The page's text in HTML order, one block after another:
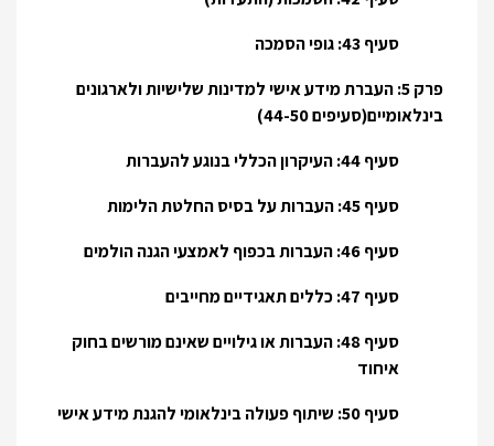
סעיף 43: גופי הסמכה
פרק 5: העברת מידע אישי למדינות שלישיות ולארגונים
בינלאומיים(סעיפים 44-50)
סעיף 44: העיקרון הכללי בנוגע להעברות
סעיף 45: העברות על בסיס החלטת הלימות
סעיף 46: העברות בכפוף לאמצעי הגנה הולמים
סעיף 47: כללים תאגידיים מחייבים
סעיף 48: העברות או גילויים שאינם מורשים בחוק
איחוד
סעיף 50: שיתוף פעולה בינלאומי להגנת מידע אישי